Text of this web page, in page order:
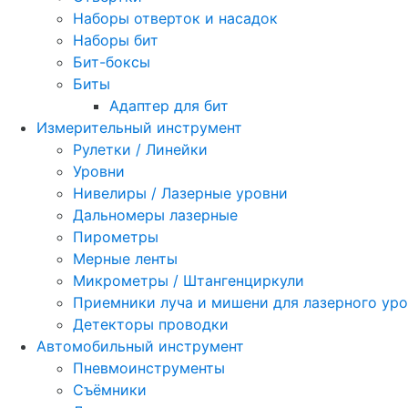
Наборы отверток и насадок
Наборы бит
Бит-боксы
Биты
Адаптер для бит
Измерительный инструмент
Рулетки / Линейки
Уровни
Нивелиры / Лазерные уровни
Дальномеры лазерные
Пирометры
Мерные ленты
Микрометры / Штангенциркули
Приемники луча и мишени для лазерного
Детекторы проводки
Автомобильный инструмент
Пневмоинструменты
Съёмники